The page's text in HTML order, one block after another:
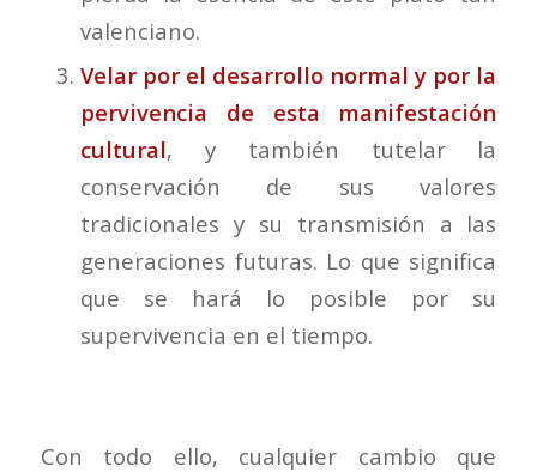
valenciano.
Velar por el desarrollo normal y por la
pervivencia de esta manifestación
cultural, y también tutelar la
conservación de sus valores
tradicionales y su transmisión a las
generaciones futuras. Lo que significa
que se hará lo posible por su
supervivencia en el tiempo.
Con todo ello, cualquier cambio que